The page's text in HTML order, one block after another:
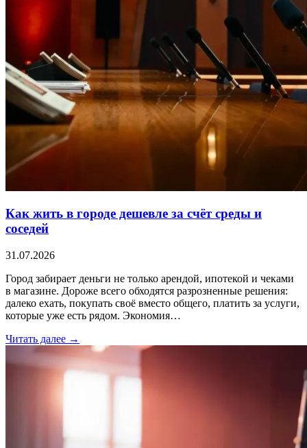
Как жить в городе дешевле за счёт среды и
соседей
31.07.2026
Город забирает деньги не только арендой, ипотекой и чеками
в магазине. Дороже всего обходятся разрозненные решения:
далеко ехать, покупать своё вместо общего, платить за услуги,
которые уже есть рядом. Экономия…
Читать далее →